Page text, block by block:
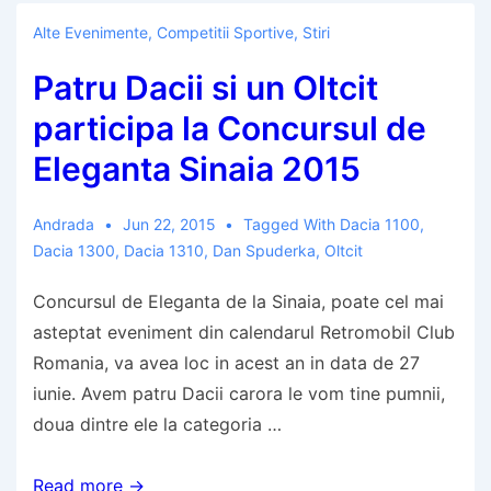
Alte Evenimente, Competitii Sportive, Stiri
Patru Dacii si un Oltcit
participa la Concursul de
Eleganta Sinaia 2015
Andrada Jun 22, 2015 Tagged With Dacia 1100,
Dacia 1300, Dacia 1310, Dan Spuderka, Oltcit
Concursul de Eleganta de la Sinaia, poate cel mai
asteptat eveniment din calendarul Retromobil Club
Romania, va avea loc in acest an in data de 27
iunie. Avem patru Dacii carora le vom tine pumnii,
doua dintre ele la categoria …
Patru
Read more →